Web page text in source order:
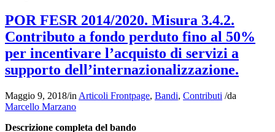
POR FESR 2014/2020. Misura 3.4.2.
Contributo a fondo perduto fino al 50%
per incentivare l’acquisto di servizi a
supporto dell’internazionalizzazione.
Maggio 9, 2018/in Articoli Frontpage, Bandi, Contributi /da
Marcello Marzano
Descrizione completa del bando